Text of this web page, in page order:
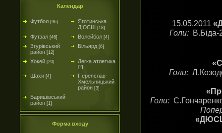
Календар
Футбол [96]
Яготинська
ДЮСШ [18]
Футзал [46] Волейбол [4]
Згурівський
район [12]
Більярд [6]
Хокей [20] Легка атлетика
[2]
Шахи [4]
Переяслав-
Хмельницький
район [3]
Баришівський
район [1]
Форма входу
15.05.2011
Голи:
Голи:
Голи: